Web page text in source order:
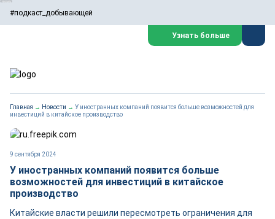
#подкаст_добывающей
Узнать больше
Главная → Новости → У иностранных компаний появится больше возможностей для
инвестиций в китайское производство
9 сентября 2024
У иностранных компаний появится больше
возможностей для инвестиций в китайское
производство
Китайские власти решили пересмотреть ограничения для